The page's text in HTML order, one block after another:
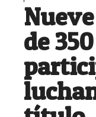
de 350